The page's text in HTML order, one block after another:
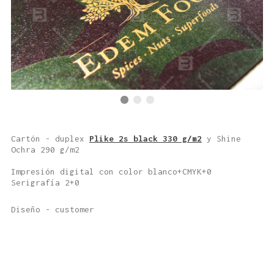
Cartón - duplex Plike 2s black 330 g/m2 y Shine
Ochra 290 g/m2
Impresión digital con color blanco+CMYK+0
Serigrafía 2+0
Diseño - customer